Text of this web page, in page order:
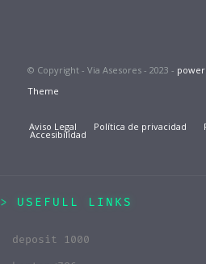
© Copyright - Via Asesores - 2023 -
Theme
Aviso Legal Política de privacidad
Accesibilidad
USEFULL LINKS
deposit 1000